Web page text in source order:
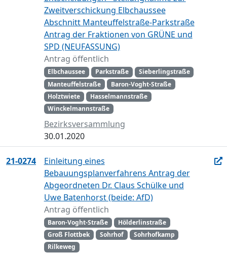
Zweitverschickung Elbchaussee
Abschnitt Manteuffelstraße-Parkstraße
Antrag der Fraktionen von GRÜNE und
SPD (NEUFASSUNG)
Antrag öffentlich
Elbchaussee Parkstraße
Sieberlingstraße
Manteuffelstraße
Baron-Voght-Straße
Holztwiete
Hasselmannstraße
Winckelmannstraße
Bezirksversammlung
30.01.2020
21-0274
Einleitung eines
Bebauungsplanverfahrens Antrag der
Abgeordneten Dr. Claus Schülke und
Uwe Batenhorst (beide: AfD)
Antrag öffentlich
Baron-Voght-Straße
Hölderlinstraße
Groß Flottbek
Sohrhof
Sohrhofkamp
Rilkeweg